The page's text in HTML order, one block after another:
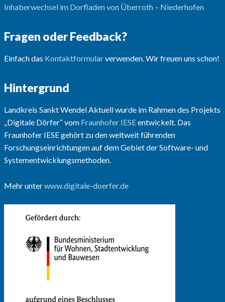
Inhaberwechsel im Dorfladen von Überroth – Niederhofen
Fragen oder Feedback?
Einfach das Kontaktformularverwenden. Wir freuen uns schon!
Hintergrund
Landkreis Sankt Wendel Aktuell wurde im Rahmen des Projekts
„Digitale Dörfer“ vom Fraunhofer IESEentwickelt. Das
Fraunhofer IESE gehört zu den weltweit führenden
Forschungseinrichtungen auf dem Gebiet der Software- und
Systementwicklungsmethoden.
Mehr unterwww.digitale-doerfer.de